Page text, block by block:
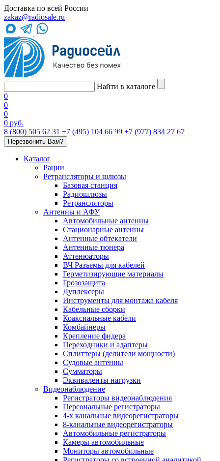
Доставка по всей России
zakaz@radiosale.ru
Найти в каталоге
0
0
0
0 руб.
8 (800) 505 62 31 +7 (495) 104 66 99 +7 (977) 834 27 67
Перезвонить Вам?
Каталог
Рации
Ретрансляторы и шлюзы
Базовая станция
Радиошлюзы
Ретрансляторы
Антенны и АФУ
Автомобильные антенны
Стационарные антенны
Антенные обтекатели
Антенные тюнера
Аттенюаторы
ВЧ Разъемы для кабелей
Герметизирующие материалы
Грозозащита
Дуплексеры
Инструменты для монтажа кабеля
Кабельные сборки
Коаксиальные кабели
Комбайнеры
Крепление фидера
Переходники и адаптеры
Сплиттеры (делители мощности)
Судовые антенны
Сумматоры
Эквиваленты нагрузки
Видеонаблюдение
Регистраторы видеонаблюдения
Персональные регистраторы
4-х канальные видеорегистраторы
8-канальные видеорегистраторы
Автомобильные регистраторы
Камеры автомобильные
Мониторы автомобильные